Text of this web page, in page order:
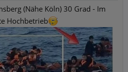
(Nähe Köln) 30 Grad - Im
Hochbetrieb